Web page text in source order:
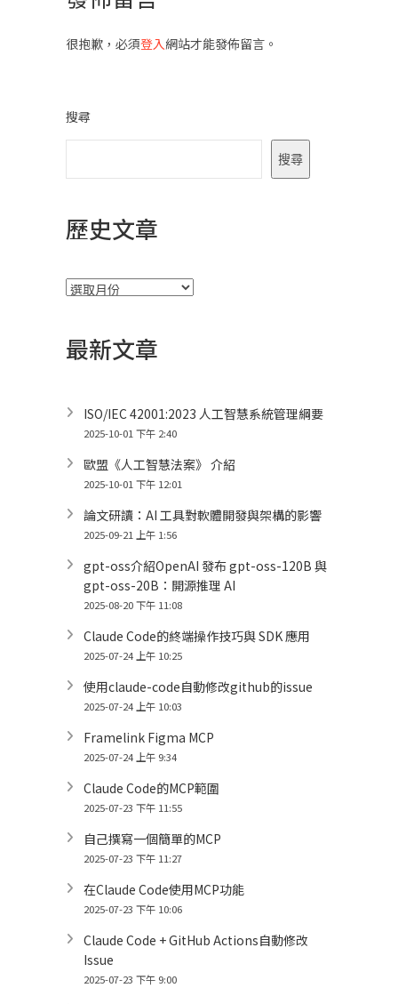
很抱歉，必須登入網站才能發佈留言。
搜尋
搜尋
歷史文章
彙
最新文章
ISO/IEC 42001:2023 人工智慧系統管理綱要
2025-10-01 下午 2:40
歐盟《人工智慧法案》 介紹
2025-10-01 下午 12:01
論文研讀：AI 工具對軟體開發與架構的影響
2025-09-21 上午 1:56
gpt-oss介紹OpenAI 發布 gpt-oss-120B 與
gpt-oss-20B：開源推理 AI
2025-08-20 下午 11:08
Claude Code的終端操作技巧與 SDK 應用
2025-07-24 上午 10:25
使用claude-code自動修改github的issue
2025-07-24 上午 10:03
Framelink Figma MCP
2025-07-24 上午 9:34
Claude Code的MCP範圍
2025-07-23 下午 11:55
自己撰寫一個簡單的MCP
2025-07-23 下午 11:27
在Claude Code使用MCP功能
2025-07-23 下午 10:06
Claude Code + GitHub Actions自動修改
Issue
2025-07-23 下午 9:00